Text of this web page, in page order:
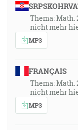
Thema: Math.
nicht mehr
MP3
FRANÇAIS
Thema: Math.
nicht mehr
MP3